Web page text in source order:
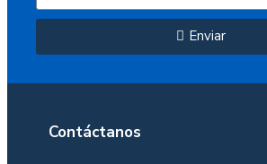
Enviar
Contáctanos